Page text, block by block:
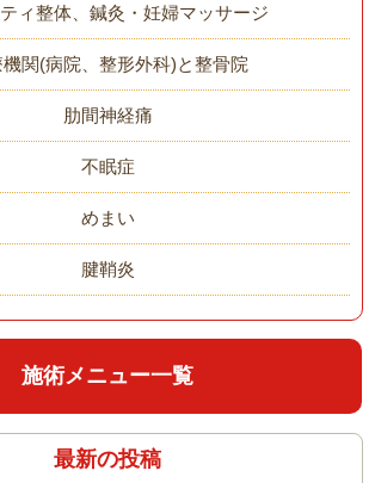
ィ整体、鍼灸・妊婦マッサージ
機関(病院、整形外科)と整骨院
肋間神経痛
不眠症
めまい
腱鞘炎
施術メニュー一覧
最新の投稿